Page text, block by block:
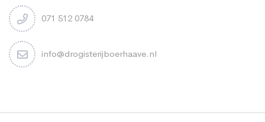
071 512 0784
info@drogisterijboerhaave.nl